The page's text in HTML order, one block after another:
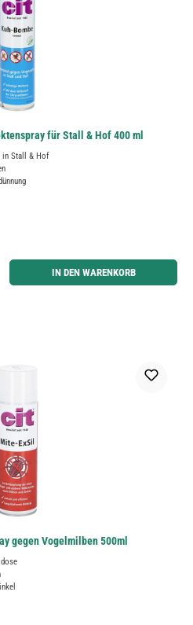
für Stall & Hof 400 ml
in Stall & Hof
ein oder benutze die Schaltflächen um die Anzahl zu
IN DEN WARENKORB
gegen Vogelmilben 500ml